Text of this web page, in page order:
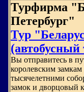
Турфирма
Петербург"
Тур
(автобусный
Вы отправитесь в
королевским
тысячелетними
замок и дворцовый